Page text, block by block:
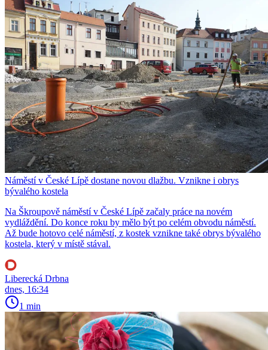
Náměstí v České Lípě dostane novou dlažbu. Vznikne i obrys
bývalého kostela
Na Škroupově náměstí v České Lípě začaly práce na novém
vydláždění. Do konce roku by mělo být po celém obvodu náměstí.
Až bude hotovo celé náměstí, z kostek vznikne také obrys bývalého
kostela, který v místě stával.
Liberecká Drbna
dnes, 16:34
1 min